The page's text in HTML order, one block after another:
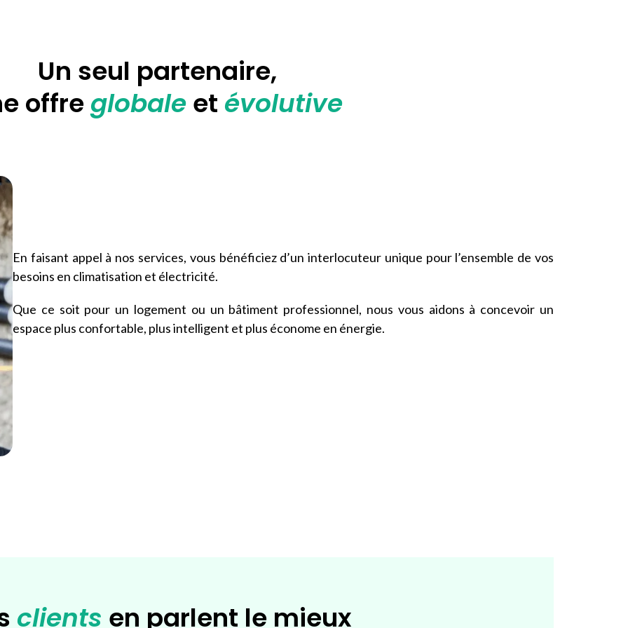
Un seul partenaire,
offreglobaleet évolutive
En faisant appel à nos services, vous bénéficiez d’un interlocuteur unique pour l’ensemble de vos
besoins en climatisation et électricité.
Que ce soit pour un logement ou un bâtiment professionnel, nous vous aidons à concevoir un
espace plus confortable, plus intelligent et plus économe en énergie.
clients en parlent le mieux